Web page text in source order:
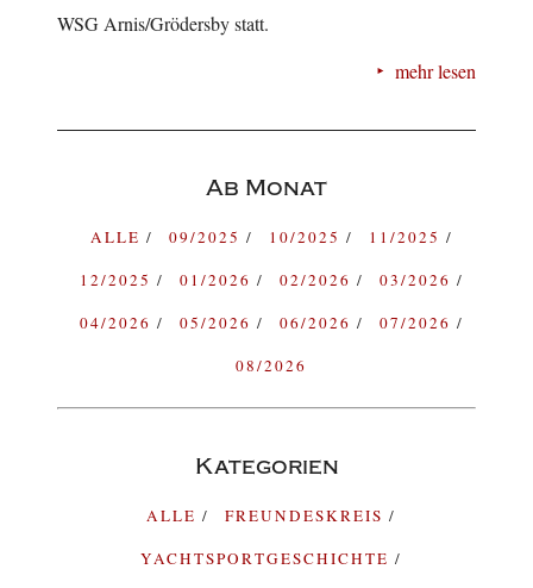
WSG Arnis/Grödersby statt.
mehr lesen
Ab Monat
ALLE 09/2025 10/2025
11/2025
12/2025
01/2026 02/2026
03/2026
04/2026
05/2026 06/2026
07/2026
08/2026
Kategorien
ALLE
FREUNDESKREIS
YACHTSPORTGESCHICHTE